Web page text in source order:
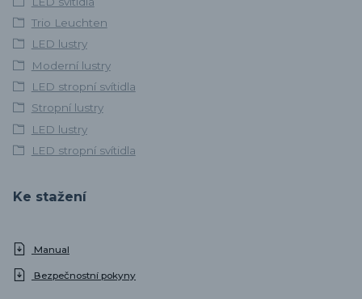
Trio Leuchten
LED lustry
Moderní lustry
LED stropní svítidla
Stropní lustry
LED lustry
LED stropní svítidla
Ke stažení
Manual
Bezpečnostní pokyny